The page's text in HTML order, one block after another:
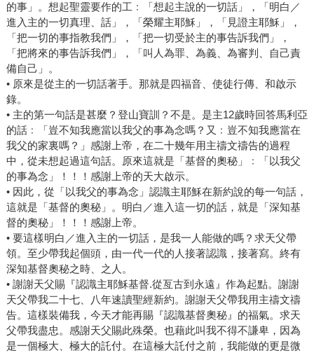
的事」。想起聖靈要作的工﹕「想起主說的一切話」，「明白／
進入主的一切真理、話」，「榮耀主耶穌」，「見證主耶穌」，
「把一切的事指教我們」，「把一切受於主的事告訴我們」，
「把將來的事告訴我們」，「叫人為罪、為義、為審判、自己責
備自己」。
• 原來是從主的一切話著手。那就是四福音、使徒行傳、和啟示
錄。
• 主的第一句話是甚麼？登山寶訓？不是。是主12歲時回答馬利亞
的話﹕「豈不知我應當以我父的事為念嗎？又﹕豈不知我應當在
我父的家裏嗎？」感謝上帝，在二十幾年用主禱文禱告的過程
中，從未想起過這句話。原來這就是「基督的奧秘」﹕「以我父
的事為念」！！！感謝上帝的天大啟示。
• 因此，從「以我父的事為念」認識主耶穌在新約說的每一句話，
這就是「基督的奧秘」。明白／進入這一切的話，就是「深知基
督的奧秘」！！！感謝上帝。
• 要這樣明白／進入主的一切話，是我一人能做的嗎？求天父帶
領。至少帶我起個頭，由一代一代的人接著認識，接著寫。終有
深知基督奧秘之時、之人。
• 謝謝天父賜『認識主耶穌基督.從亙古到永遠』作為起點。謝謝
天父帶我二十七、八年速讀聖經新約。謝謝天父帶我用主禱文禱
告。這樣裝備我，今天才能再賜『認識基督奧秘』的福氣。求天
父帶我盡忠。感謝天父賜此殊榮。也藉此叫我不得不謙卑，因為
是一個極大、極大的託付。在這極大託付之前，我能做的更是微